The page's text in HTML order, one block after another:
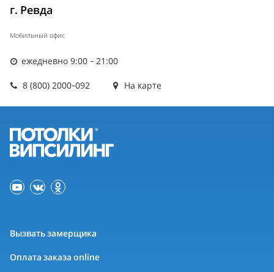
г. Ревда
Мобильный офис
ежедневно 9:00 - 21:00
8 (800) 2000-092 На карте
Вызвать замерщика
Оплата заказа online